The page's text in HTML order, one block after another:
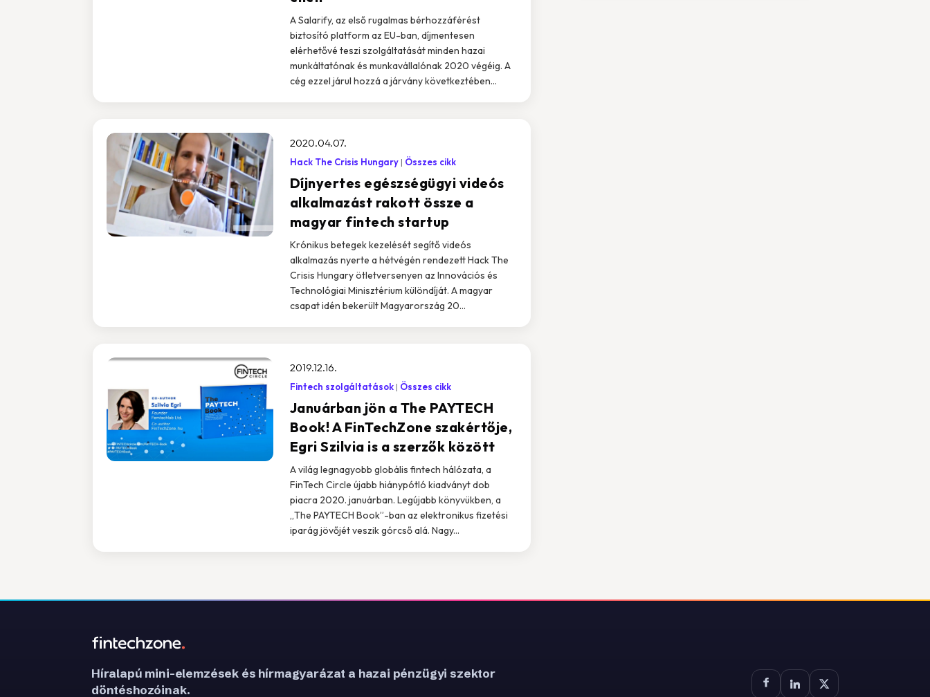
A Salarify, az első rugalmas bérhozzáférést
biztosító platform az EU-ban, díjmentesen
elérhetővé teszi szolgáltatását minden hazai
munkáltatónak és munkavállalónak 2020 végéig. A
cég ezzel járul hozzá a járvány következtében...
Díjnyertes egészségügyi videós
alkalmazást rakott össze a
magyar fintech startup
2020.04.07.
Hack The Crisis Hungary Összes cikk
Krónikus betegek kezelését segítő videós
alkalmazás nyerte a hétvégén rendezett Hack The
Crisis Hungary ötletversenyen az Innovációs és
Technológiai Minisztérium különdíját. A magyar
csapat idén bekerült Magyarország 20...
Januárban jön a The PAYTECH
Book! A FinTechZone szakértője,
Egri Szilvia is a szerzők között
2019.12.16.
Fintech szolgáltatások Összes cikk
A világ legnagyobb globális fintech hálózata, a
FinTech Circle újabb hiánypótló kiadványt dob
piacra 2020. januárban. Legújabb könyvükben, a
„The PAYTECH Book”-ban az elektronikus fizetési
iparág jövőjét veszik górcső alá. Nagy...
Híralapú mini-elemzések és hírmagyarázat a hazai pénzügyi szektor
döntéshozóinak.